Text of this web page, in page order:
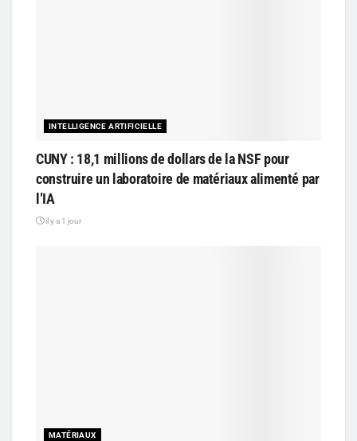
INTELLIGENCE ARTIFICIELLE
CUNY : 18,1 millions de dollars de la NSF pour
construire un laboratoire de matériaux alimenté par
l’IA
il y a 1 jour
MATÉRIAUX